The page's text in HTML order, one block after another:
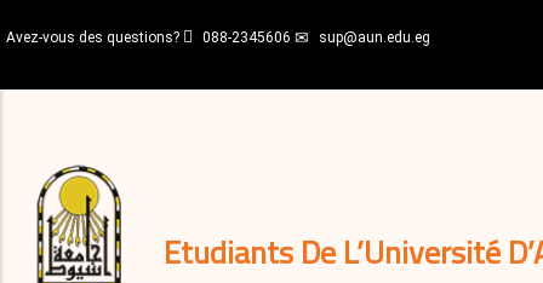
au
principal
Avez-vous des questions? 088-2345606 sup@aun.edu.eg
Etudiants De L’Université
décisions
Expatriés
Journal